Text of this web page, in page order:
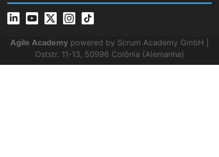
Agile Academy powered by Scrum Academy GmbH |
Oststr. 11-13, 50996 Colônia (Alemanha)